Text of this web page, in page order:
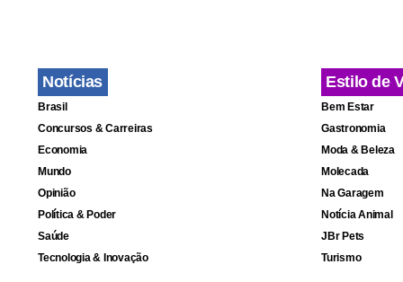
Notícias
Brasil
Concursos & Carreiras
Economia
Mundo
Opinião
Política & Poder
Saúde
Tecnologia & Inovação
Estilo de
Bem Estar
Gastronomia
Moda & Beleza
Molecada
Na Garagem
Notícia Animal
JBr Pets
Turismo